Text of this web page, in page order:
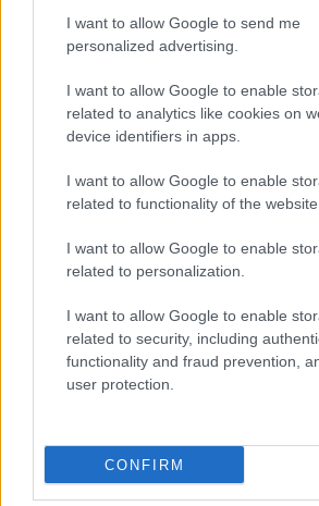
I want to allow Google to send me
personalized advertising.
I want to allow Google to enable
related to analytics like cookies on
device identifiers in apps.
I want to allow Google to enable
related to functionality of the website
I want to allow Google to enable
related to personalization.
I want to allow Google to enable
related to security, including
functionality and fraud prevention,
user protection.
CONFIRM
nicolaporro.it
Covid, vedi Israele e
di
Michael Sfaradi
26 Dicembre 2021, 14:00
IL PIÙ LETTO DEL